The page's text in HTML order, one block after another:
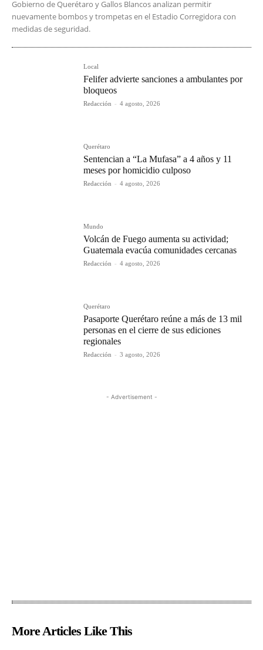
Gobierno de Querétaro y Gallos Blancos analizan permitir
nuevamente bombos y trompetas en el Estadio Corregidora con
medidas de seguridad.
Local
Felifer advierte sanciones a ambulantes por
bloqueos
Redacción - 4 agosto, 2026
Querétaro
Sentencian a “La Mufasa” a 4 años y 11
meses por homicidio culposo
Redacción - 4 agosto, 2026
Mundo
Volcán de Fuego aumenta su actividad;
Guatemala evacúa comunidades cercanas
Redacción - 4 agosto, 2026
Querétaro
Pasaporte Querétaro reúne a más de 13 mil
personas en el cierre de sus ediciones
regionales
Redacción - 3 agosto, 2026
- Advertisement -
More Articles Like This